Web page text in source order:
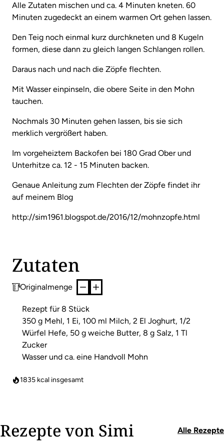
Alle Zutaten mischen und ca. 4 Minuten kneten. 60
Minuten zugedeckt an einem warmen Ort gehen lassen.
Den Teig noch einmal kurz durchkneten und 8 Kugeln
formen, diese dann zu gleich langen Schlangen rollen.
Daraus nach und nach die Zöpfe flechten.
Mit Wasser einpinseln, die obere Seite in den Mohn
tauchen.
Nochmals 30 Minuten gehen lassen, bis sie sich
merklich vergrößert haben.
Im vorgeheiztem Backofen bei 180 Grad Ober und
Unterhitze ca. 12 - 15 Minuten backen.
Genaue Anleitung zum Flechten der Zöpfe findet ihr
auf meinem Blog
http://sim1961.blogspot.de/2016/12/mohnzopfe.html
Zutaten
Originalmenge
Rezept für 8 Stück
350 g Mehl, 1 Ei, 100 ml Milch, 2 El Joghurt, 1/2
Würfel Hefe, 50 g weiche Butter, 8 g Salz, 1 Tl
Zucker
Wasser und ca. eine Handvoll Mohn
1835 kcal insgesamt
Rezepte von Simi Alle Rezepte